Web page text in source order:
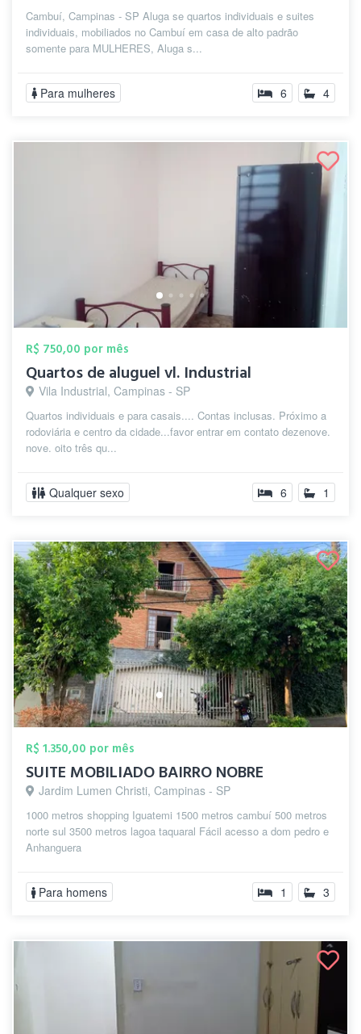
Cambuí, Campinas - SP Aluga se quartos individuais e suites
individuais, mobiliados no Cambuí em casa de alto padrão
somente para MULHERES, Aluga s...
Para mulheres 6 4
R$ 750,00 por mês
Quartos de aluguel vl. Industrial
Vila Industrial, Campinas - SP
Quartos individuais e para casais.... Contas inclusas. Próximo a
rodoviária e centro da cidade...favor entrar em contato dezenove.
nove. oito três qu...
Qualquer sexo 6 1
R$ 1.350,00 por mês
SUITE MOBILIADO BAIRRO NOBRE
Jardim Lumen Christi, Campinas - SP
1000 metros shopping Iguatemi 1500 metros cambuí 500 metros
norte sul 3500 metros lagoa taquaral Fácil acesso a dom pedro e
Anhanguera
Para homens 1 3